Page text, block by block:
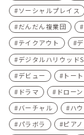
ソーシャルプレイス
だんだん複業団
テイクアウト
デジタルハリウッド
デビュー
トー
ドラマ
ドローン
バーチャル
ハ
パラボラ
ピア